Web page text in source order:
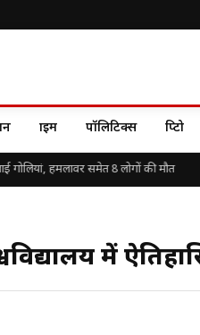
क्राइम पॉलिटिक्स क्रिप्टो
हमलावर समेत 8 लोगों की मौत
में